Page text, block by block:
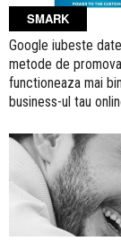
SMARK
Google iubeste
metode de
functioneaza mai
business-ul tau